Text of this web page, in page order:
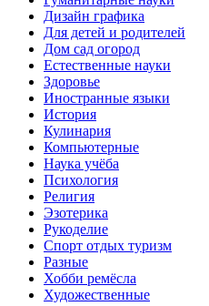
Дизайн графика
Для детей и родителей
Дом сад огород
Естественные науки
Здоровье
Иностранные языки
История
Кулинария
Компьютерные
Наука учёба
Психология
Религия
Эзотерика
Рукоделие
Спорт отдых туризм
Разные
Хобби ремёсла
Художественные